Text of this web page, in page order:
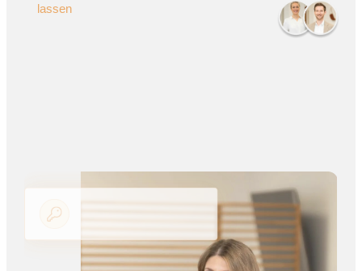
lassen